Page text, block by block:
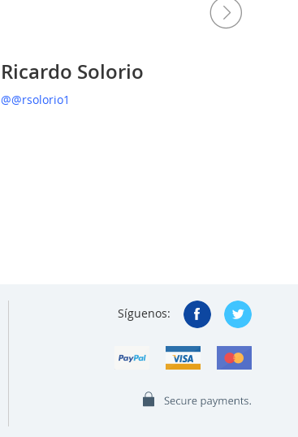
Ricardo Solorio
@@rsolorio1
Síguenos: